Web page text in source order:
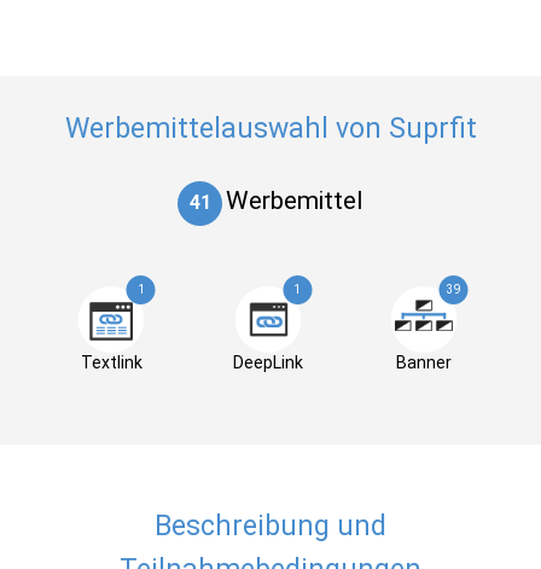
Werbemittelauswahl von Suprfit
41 Werbemittel
1
Textlink
1
DeepLink
39
Banner
Beschreibung und